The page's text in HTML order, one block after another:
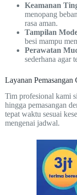
Keamanan
menopang
rasa aman.
Tampilan
besi mampu
Perawatan
sederhana agar
Layanan Pemasangan
Tim profesional kami
hingga pemasangan
tepat waktu sesuai
mengenai jadwal.